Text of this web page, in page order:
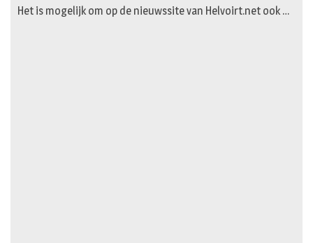
Het is mogelijk om op de nieuwssite van Helvoirt.net ook …